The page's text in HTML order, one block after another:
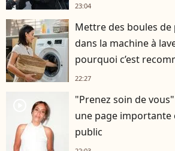
23:04
Mettre des boules
dans la machine à
pourquoi c’est
22:27
"Prenez soin de
une page importante
public